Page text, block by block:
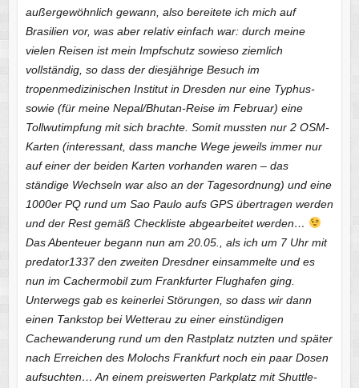
außergewöhnlich gewann, also bereitete ich mich auf
Brasilien vor, was aber relativ einfach war: durch meine
vielen Reisen ist mein Impfschutz sowieso ziemlich
vollständig, so dass der diesjährige Besuch im
tropenmedizinischen Institut in Dresden nur eine Typhus-
sowie (für meine Nepal/Bhutan-Reise im Februar) eine
Tollwutimpfung mit sich brachte. Somit mussten nur 2 OSM-
Karten (interessant, dass manche Wege jeweils immer nur
auf einer der beiden Karten vorhanden waren – das
ständige Wechseln war also an der Tagesordnung) und eine
1000er PQ rund um Sao Paulo aufs GPS übertragen werden
und der Rest gemäß Checkliste abgearbeitet werden…
Das Abenteuer begann nun am 20.05., als ich um 7 Uhr mit
predator1337 den zweiten Dresdner einsammelte und es
nun im Cachermobil zum Frankfurter Flughafen ging.
Unterwegs gab es keinerlei Störungen, so dass wir dann
einen Tankstop bei Wetterau zu einer einstündigen
Cachewanderung rund um den Rastplatz nutzten und später
nach Erreichen des Molochs Frankfurt noch ein paar Dosen
aufsuchten… An einem preiswerten Parkplatz mit Shuttle-